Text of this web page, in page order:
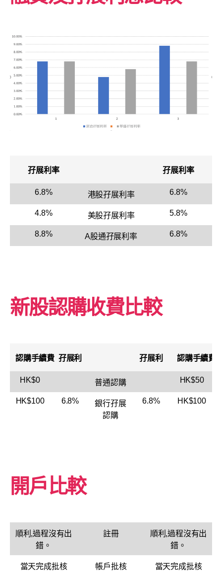
孖展利率 孖展利率
6.8% 港股孖展利率 6.8%
4.8% 美股孖展利率 5.8%
8.8% A股通孖展利率 6.8%
新股認購收費比較
認購手續費 孖展利 孖展利 認購手續費
HK$0 普通認購 HK$50
HK$100 6.8%
銀行孖展
認購
6.8% HK$100
開戶比較
順利,過程沒有出
錯。
註冊
順利,過程沒有出
錯。
當天完成批核 帳戶批核 當天完成批核